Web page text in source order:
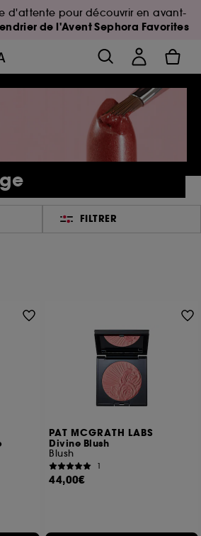
d'attente pour découvrir en avant-
de l'Avent Sephora Favorites
FILTRER
PAT MCGRATH LABS
Divine Blush
Blush
1
44,00€